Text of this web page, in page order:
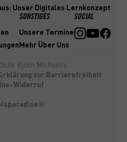
Unser Digitales Lernkonzept
SONSTIGES
Unsere Termine
Mehr Über Uns
SOCIAL
Björn Michaelis
Erklärung zur Barrierefreiheit
Widerruf